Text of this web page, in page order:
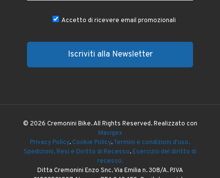
Accetto di ricevere email promozionali
© 2026 Cremonini Bike. All Rights Reserved. Realizzato con
Mavigex
Privacy Policy. Cookie Policy.Termini e condizioni d'uso.
Spedizioni, Resi e Diritto di Recesso. Esercizio del diritto di
recesso.
Ditta Cremonini Enzo Snc. Via Emilia n. 308/A. P.IVA